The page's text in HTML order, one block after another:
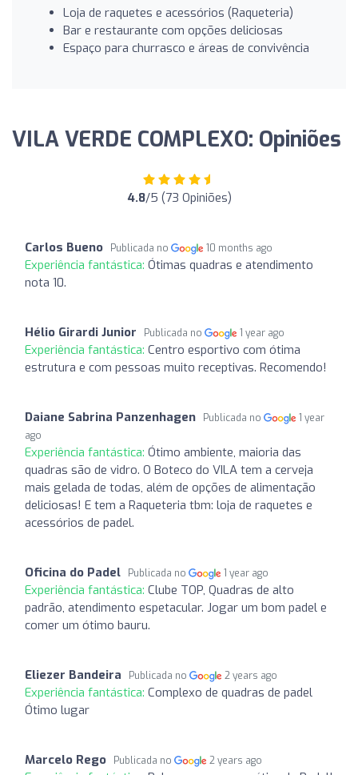
Loja de raquetes e acessórios (Raqueteria)
Bar e restaurante com opções deliciosas
Espaço para churrasco e áreas de convivência
VILA VERDE COMPLEXO: Opiniões
4.8/5 (73 Opiniões)
Carlos Bueno Publicada no 10 months ago
Experiência fantástica: Ótimas quadras e atendimento
nota 10.
Hélio Girardi Junior Publicada no 1 year ago
Experiência fantástica: Centro esportivo com ótima
estrutura e com pessoas muito receptivas. Recomendo!
Daiane Sabrina Panzenhagen Publicada no
1 year
ago
Experiência fantástica: Ótimo ambiente, maioria das
quadras são de vidro. O Boteco do VILA tem a cerveja
mais gelada de todas, além de opções de alimentação
deliciosas! E tem a Raqueteria tbm: loja de raquetes e
acessórios de padel.
Oficina do Padel Publicada no 1 year ago
Experiência fantástica: Clube TOP, Quadras de alto
padrão, atendimento espetacular. Jogar um bom padel e
comer um ótimo bauru.
Eliezer Bandeira Publicada no 2 years ago
Experiência fantástica: Complexo de quadras de padel
Ótimo lugar
Marcelo Rego Publicada no 2 years ago